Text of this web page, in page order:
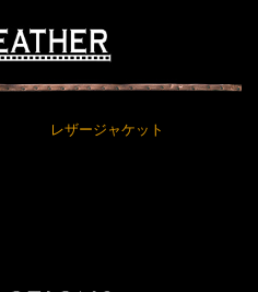
レザージャケット